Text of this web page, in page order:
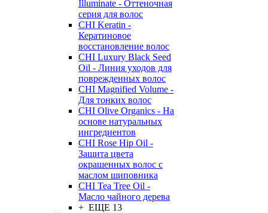
Illuminate - Оттеночная
серия для волос
CHI Keratin -
Кератиновое
восстановление волос
CHI Luxury Black Seed
Oil - Линия уходов для
поврежденных волос
CHI Magnified Volume -
Для тонких волос
CHI Olive Organics - На
основе натуральных
ингредиентов
CHI Rose Hip Oil -
Защита цвета
окрашенных волос с
маслом шиповника
CHI Tea Tree Oil -
Масло чайного дерева
+ ЕЩЕ 13